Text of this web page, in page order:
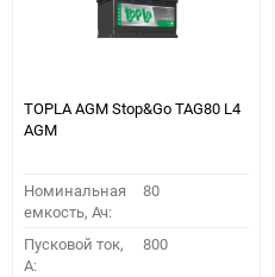
TOPLA AGM Stop&Go TAG80 L4
AGM
Номинальная
емкость, Ач:
80
Пусковой ток,
A:
800